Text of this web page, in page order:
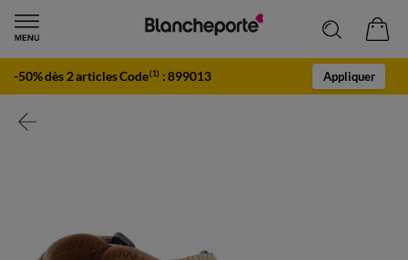
-50% dès 2 articles Code(1) :899013 Appliquer